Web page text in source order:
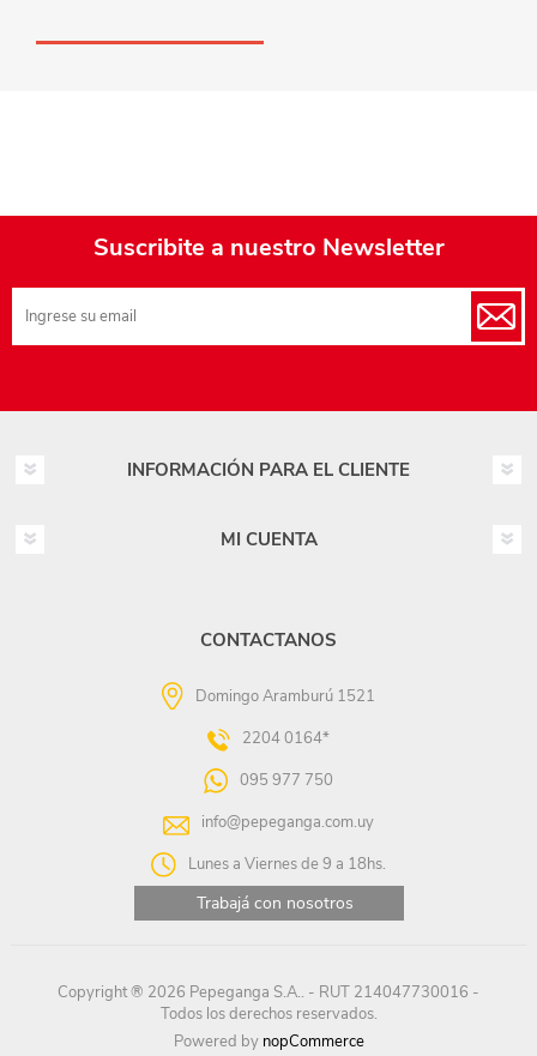
Suscribite a nuestro Newsletter
INFORMACIÓN PARA EL CLIENTE
MI CUENTA
CONTACTANOS
Domingo Aramburú 1521
2204 0164*
095 977 750
info@pepeganga.com.uy
Lunes a Viernes de 9 a 18hs.
Trabajá con nosotros
Copyright ® 2026 Pepeganga S.A.. - RUT 214047730016 -
Todos los derechos reservados.
Powered by nopCommerce